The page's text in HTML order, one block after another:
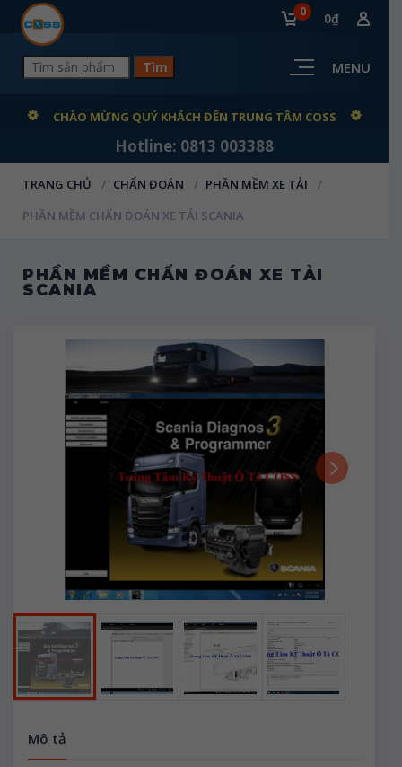
0 0₫
MENU
CHÀO MỪNG QUÝ KHÁCH ĐẾN TRUNG TÂM COSS
Hotline: 0813 003388
TRANG CHỦ CHẨN ĐOÁN
PHẦN MỀM XE TẢI
PHẦN MỀM CHẨN ĐOÁN XE TẢI SCANIA
PHẦN MỀM CHẨN ĐOÁN XE TẢI
SCANIA
Mô tả